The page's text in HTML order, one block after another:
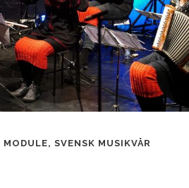
MODULE, SVENSK MUSIKVÅR